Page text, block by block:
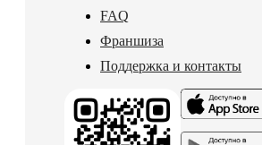
FAQ
Франшиза
Поддержка и контакты